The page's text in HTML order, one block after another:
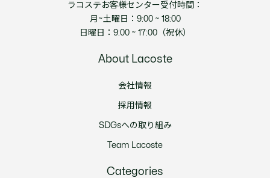
ラコステお客様センター受付時間：
月~土曜日：9:00 ~ 18:00
日曜日：9:00 ~ 17:00（祝休）
About Lacoste
会社情報
採用情報
SDGsへの取り組み
Team Lacoste
Categories